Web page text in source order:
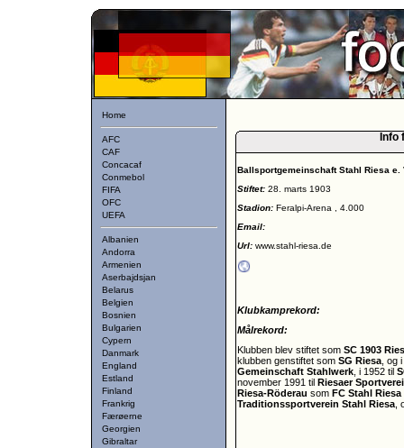
Home
AFC
CAF
Concacaf
Conmebol
FIFA
OFC
UEFA
Albanien
Andorra
Armenien
Aserbajdsjan
Belarus
Belgien
Bosnien
Bulgarien
Cypern
Danmark
England
Estland
Finland
Frankrig
Færøerne
Georgien
Gibraltar
Info
Ballsportgemeinschaft Stahl Riesa e.
Stiftet: 28. marts 1903
Stadion: Feralpi-Arena , 4.000
Email:
Url: www.stahl-riesa.de
Klubkamprekord:
Målrekord:
Klubben blev stiftet som SC 1903
klubben genstiftet som SG Riesa ,
Gemeinschaft Stahlwerk , i 1952 til
november 1991 til Riesaer
Riesa-Röderau som FC Stahl Riesa
Traditionssportverein Stahl Riesa